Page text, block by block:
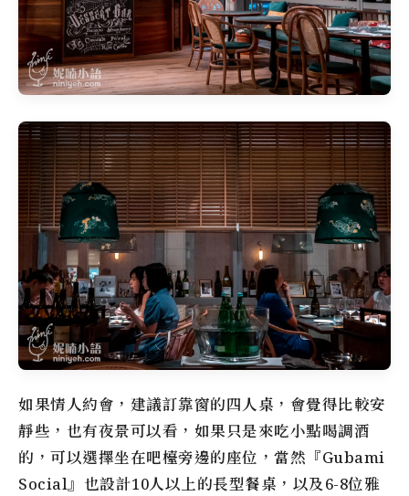
如果情人約會，建議訂靠窗的四人桌，會覺得比較安
靜些，也有夜景可以看，如果只是來吃小點喝調酒
的，可以選擇坐在吧檯旁邊的座位，當然『Gubami
Social』也設計10人以上的長型餐桌，以及6-8位雅